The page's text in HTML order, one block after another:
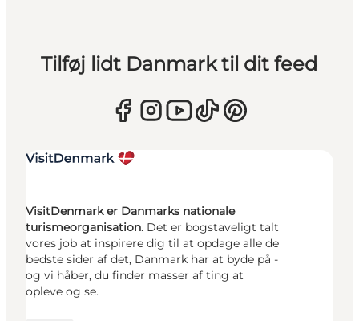
Tilføj lidt Danmark til dit feed
VisitDenmark er Danmarks nationale
turismeorganisation. Det er bogstaveligt talt
vores job at inspirere dig til at opdage alle de
bedste sider af det, Danmark har at byde på -
og vi håber, du finder masser af ting at
opleve og se.